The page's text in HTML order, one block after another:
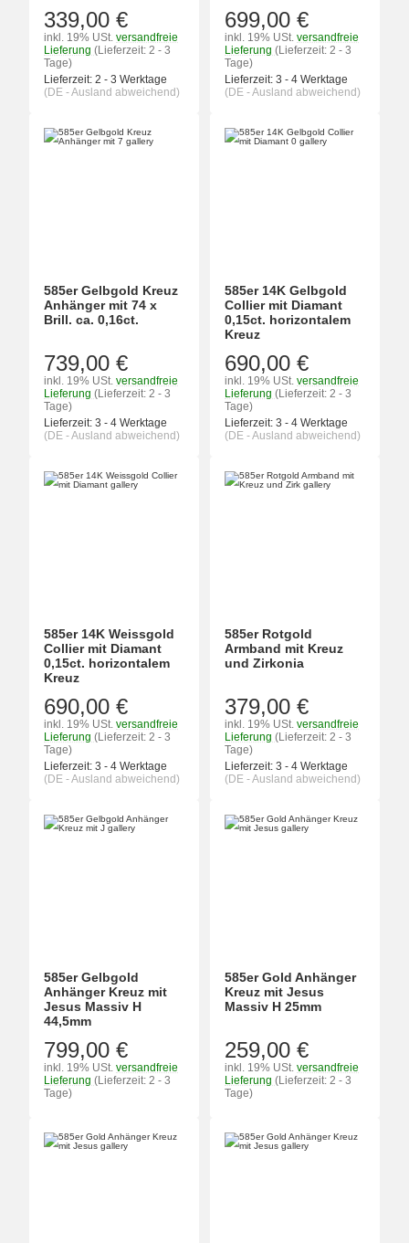
339,00 €
inkl. 19% USt. versandfreie
Lieferung (Lieferzeit: 2 - 3
Tage)
Lieferzeit: 2 - 3 Werktage
(DE - Ausland abweichend)
699,00 €
inkl. 19% USt. versandfreie
Lieferung (Lieferzeit: 2 - 3
Tage)
Lieferzeit: 3 - 4 Werktage
(DE - Ausland abweichend)
585er Gelbgold Kreuz
Anhänger mit 74 x
Brill. ca. 0,16ct.
739,00 €
inkl. 19% USt. versandfreie
Lieferung (Lieferzeit: 2 - 3
Tage)
Lieferzeit: 3 - 4 Werktage
(DE - Ausland abweichend)
585er 14K Gelbgold
Collier mit Diamant
0,15ct. horizontalem
Kreuz
690,00 €
inkl. 19% USt. versandfreie
Lieferung (Lieferzeit: 2 - 3
Tage)
Lieferzeit: 3 - 4 Werktage
(DE - Ausland abweichend)
585er 14K Weissgold
Collier mit Diamant
0,15ct. horizontalem
Kreuz
690,00 €
inkl. 19% USt. versandfreie
Lieferung (Lieferzeit: 2 - 3
Tage)
Lieferzeit: 3 - 4 Werktage
(DE - Ausland abweichend)
585er Rotgold
Armband mit Kreuz
und Zirkonia
379,00 €
inkl. 19% USt. versandfreie
Lieferung (Lieferzeit: 2 - 3
Tage)
Lieferzeit: 3 - 4 Werktage
(DE - Ausland abweichend)
585er Gelbgold
Anhänger Kreuz mit
Jesus Massiv H
44,5mm
799,00 €
inkl. 19% USt. versandfreie
Lieferung (Lieferzeit: 2 - 3
Tage)
585er Gold Anhänger
Kreuz mit Jesus
Massiv H 25mm
259,00 €
inkl. 19% USt. versandfreie
Lieferung (Lieferzeit: 2 - 3
Tage)